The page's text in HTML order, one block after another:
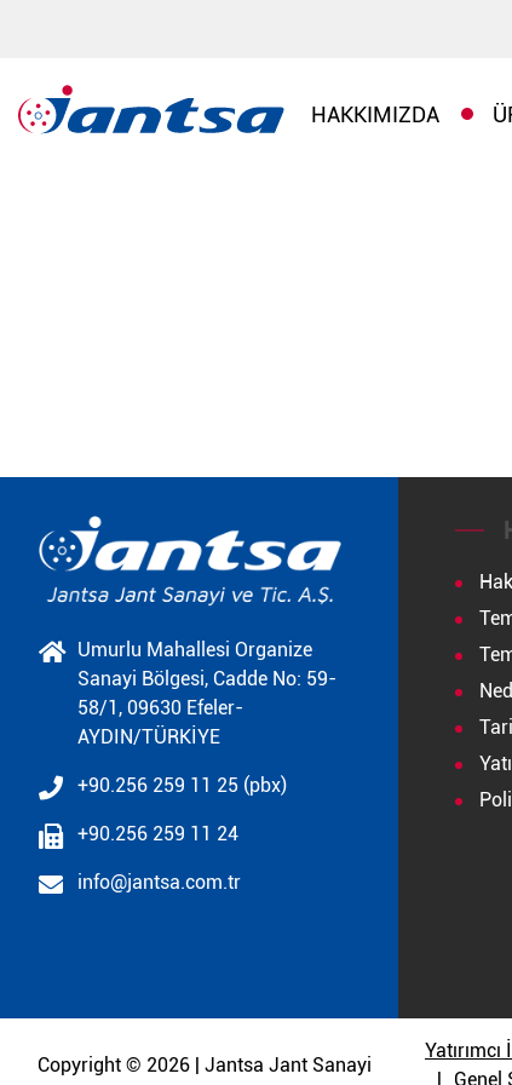
HAKKIMIZDA
Umurlu Mahallesi Organize
Sanayi Bölgesi, Cadde No: 59-
58/1, 09630 Efeler-
AYDIN/TÜRKİYE
+90.256 259 11 25 (pbx)
+90.256 259 11 24
info@jantsa.com.tr
Copyright © 2026 | Jantsa Jant Sanayi
Genel